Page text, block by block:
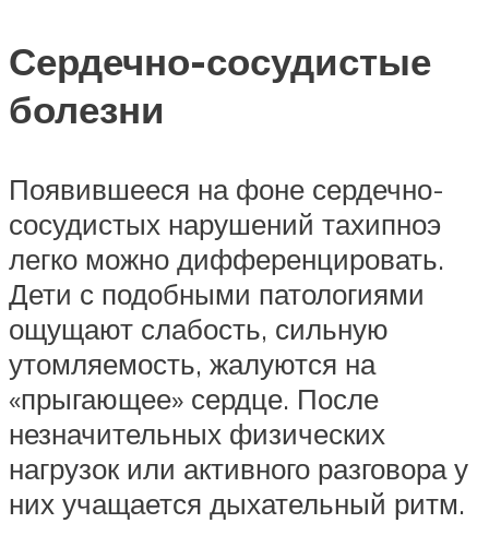
Сердечно-сосудистые
болезни
Появившееся на фоне сердечно-
сосудистых нарушений тахипноэ
легко можно дифференцировать.
Дети с подобными патологиями
ощущают слабость, сильную
утомляемость, жалуются на
«прыгающее» сердце. После
незначительных физических
нагрузок или активного разговора у
них учащается дыхательный ритм.